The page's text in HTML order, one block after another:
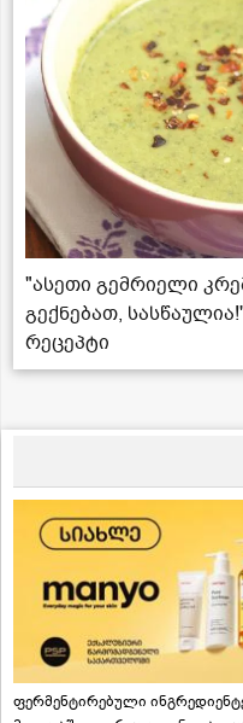
"ასეთი გემრიელი
გექნებათ,
რეცეპტი
ფერმენტირებული